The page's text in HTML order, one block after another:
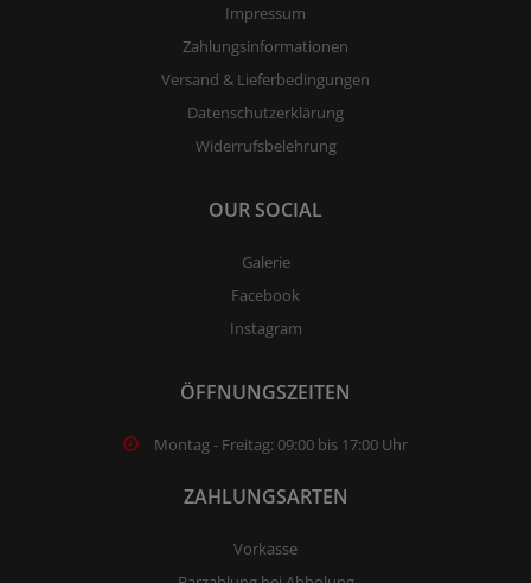
Impressum
Zahlungsinformationen
Versand & Lieferbedingungen
Datenschutzerklärung
Widerrufsbelehrung
OUR SOCIAL
Galerie
Facebook
Instagram
ÖFFNUNGSZEITEN
Montag - Freitag: 09:00 bis 17:00 Uhr
ZAHLUNGSARTEN
Vorkasse